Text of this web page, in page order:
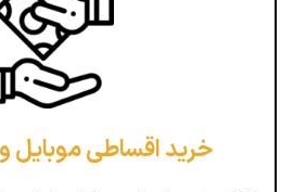
خرید اقساطی موبایل و